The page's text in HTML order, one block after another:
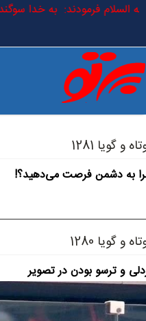
رفتن به محتوای اصلی
علیه السلام فرمودند: به
و گویا 1281
به دشمن فرصت می‌دهید؟!
و گویا 1280
و ترسو بودن در تصویر